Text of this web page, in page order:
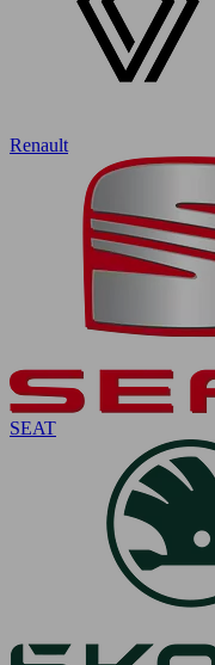
Renault
SEAT